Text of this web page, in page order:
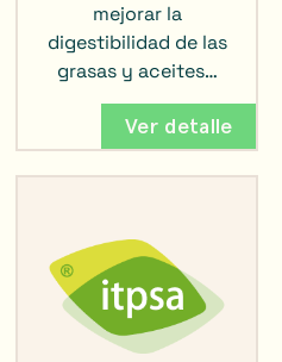
mejorar la
digestibilidad de las
grasas y aceites…
Ver detalle